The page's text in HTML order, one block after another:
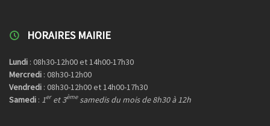
HORAIRES MAIRIE
Lundi : 08h30-12h00 et 14h00-17h30
Mercredi : 08h30-12h00
Vendredi : 08h30-12h00 et 14h00-17h30
Samedi : 1eret 3èmesamedis du mois de 8h30 à 12h